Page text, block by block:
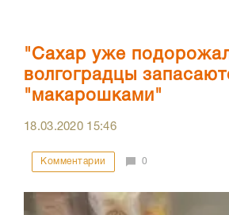
"Сахар уже
волгоградцы
"макарошками"
18.03.2020 15:46
Комментарии 0